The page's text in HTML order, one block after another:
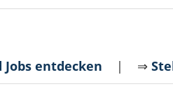
entdecken | ⇒